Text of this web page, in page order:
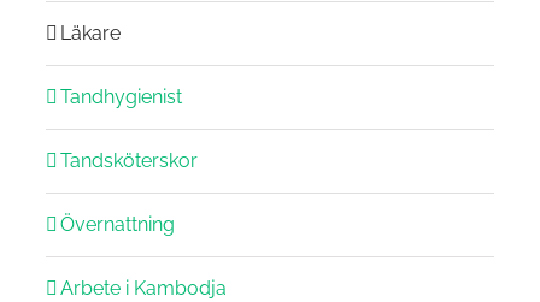
Läkare
Tandhygienist
Tandsköterskor
Övernattning
Arbete i Kambodja